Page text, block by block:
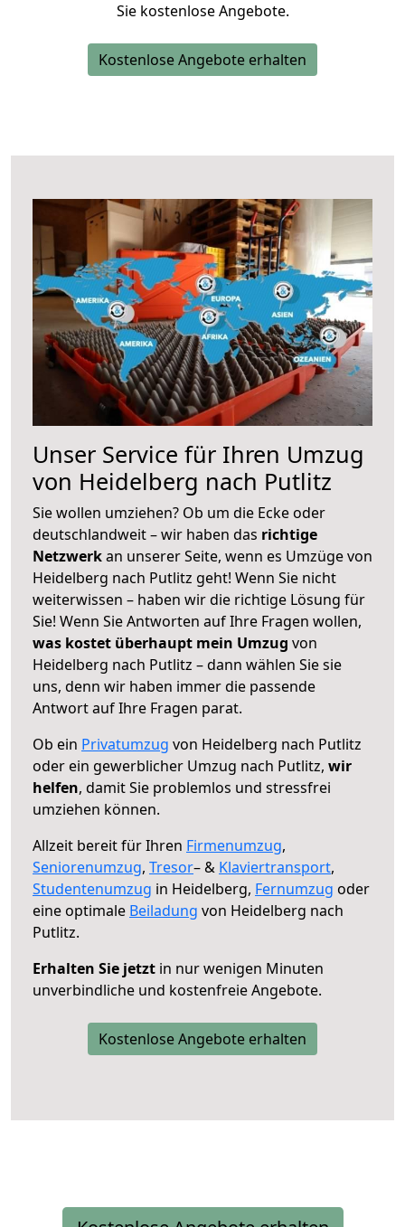
Sie kostenlose Angebote.
Kostenlose Angebote erhalten
Unser Service für Ihren Umzug
von Heidelberg nach Putlitz
Sie wollen umziehen? Ob um die Ecke oder
deutschlandweit – wir haben das richtige
Netzwerkan unserer Seite, wenn es Umzüge von
Heidelberg nach Putlitz geht! Wenn Sie nicht
weiterwissen – haben wir die richtige Lösung für
Sie! Wenn Sie Antworten auf Ihre Fragen wollen,
was kostet überhaupt mein Umzug von
Heidelberg nach Putlitz – dann wählen Sie sie
uns, denn wir haben immer die passende
Antwort auf Ihre Fragen parat.
Ob ein Privatumzug von Heidelberg nach Putlitz
oder ein gewerblicher Umzug nach Putlitz, wir
helfen, damit Sie problemlos und stressfrei
umziehen können.
Allzeit bereit für Ihren Firmenumzug,
Seniorenumzug, Tresor– & Klaviertransport,
Studentenumzug in Heidelberg, Fernumzug oder
eine optimale Beiladung von Heidelberg nach
Putlitz.
Erhalten Sie jetzt in nur wenigen Minuten
unverbindliche und kostenfreie Angebote.
Kostenlose Angebote erhalten